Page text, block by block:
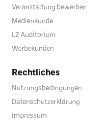
Veranstaltung bewerben
Medienkunde
LZ Auditorium
Werbekunden
Rechtliches
Nutzungsbedingungen
Datenschutzerklärung
Impressum